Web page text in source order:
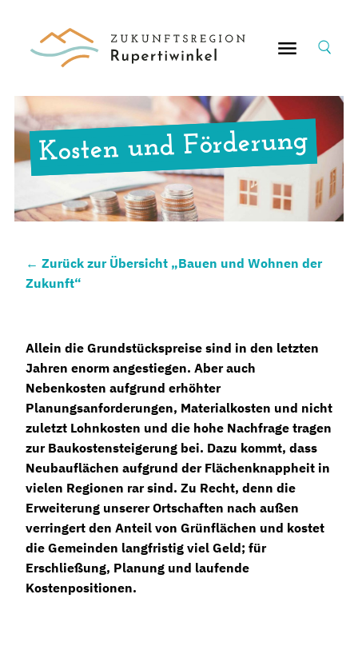
Suche
Kosten und Förderung
← Zurück zur Übersicht „Bauen und Wohnen der
Zukunft“
Allein die Grundstückspreise sind in den letzten
Jahren enorm angestiegen. Aber auch
Nebenkosten aufgrund erhöhter
Planungsanforderungen, Materialkosten und nicht
zuletzt Lohnkosten und die hohe Nachfrage tragen
zur Baukostensteigerung bei. Dazu kommt, dass
Neubauflächen aufgrund der Flächenknappheit in
vielen Regionen rar sind. Zu Recht, denn die
Erweiterung unserer Ortschaften nach außen
verringert den Anteil von Grünflächen und kostet
die Gemeinden langfristig viel Geld; für
Erschließung, Planung und laufende
Kostenpositionen.